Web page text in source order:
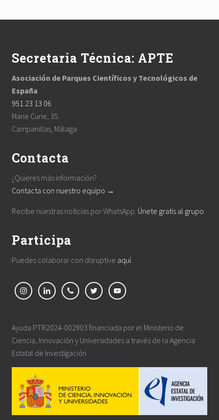
Secretaria Técnica: APTE
Asociación de Parques Científicos y Tecnológicos de
España
951 23 13 06
Marie Curie, 35.
Campanillas, Málaga
Contacta
¿Quieres más información?
Contacta con nuestro equipo →
Recibe nuestras noticias por WhatsApp. Únete gratis al grupo.
Participa
Puedes colaborar con disruptive aquí.
Ayuda PTR2024-002903 financiada por el Ministerio de
Ciencia, Innovación y Universidades a través de la Agencia
Estatal de Investigación